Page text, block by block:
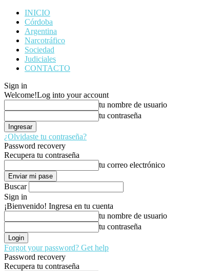
INICIO
Córdoba
Argentina
Narcotráfico
Sociedad
Judiciales
CONTACTO
Sign in
Welcome!Log into your account
tu nombre de usuario
tu contraseña
¿Olvidaste tu contraseña?
Password recovery
Recupera tu contraseña
tu correo electrónico
Buscar
Sign in
¡Bienvenido! Ingresa en tu cuenta
tu nombre de usuario
tu contraseña
Forgot your password? Get help
Password recovery
Recupera tu contraseña